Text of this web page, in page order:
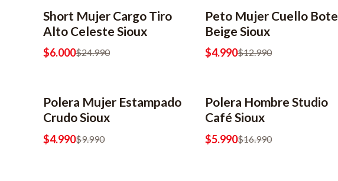
-76% OFF
Short Mujer Cargo Tiro
Alto Celeste Sioux
$6.000$24.990
-62% OFF
2x6990
Peto Mujer Cuello Bote
Beige Sioux
$4.990$12.990
-50% OFF
2x6990
Polera Mujer Estampado
Crudo Sioux
$4.990$9.990
-65% OFF
2x8990
Polera Hombre Studio
Café Sioux
$5.990$16.990